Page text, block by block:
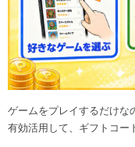
ゲームをプレイするだけな
有効活用して、ギフトコー